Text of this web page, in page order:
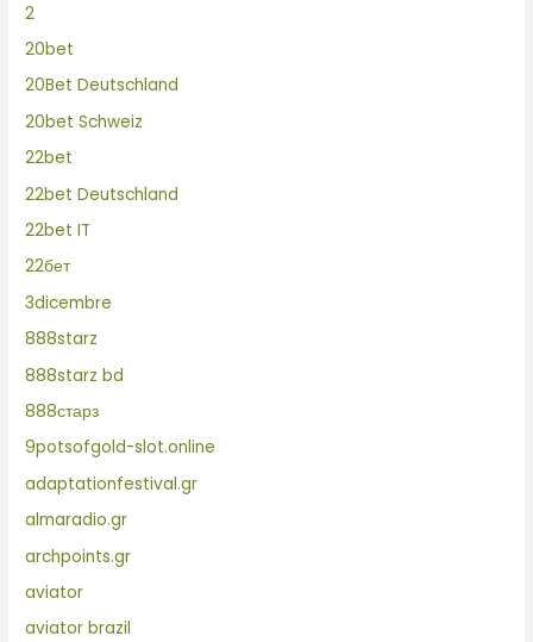
2
20bet
20Bet Deutschland
20bet Schweiz
22bet
22bet Deutschland
22bet IT
22бет
3dicembre
888starz
888starz bd
888старз
9potsofgold-slot.online
adaptationfestival.gr
almaradio.gr
archpoints.gr
aviator
aviator brazil